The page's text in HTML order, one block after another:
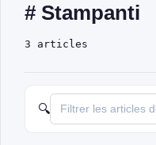
# Stampanti
3 articles
🔍